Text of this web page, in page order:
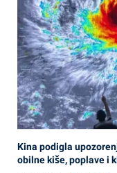
Kina podigla
obilne kiše, poplave i